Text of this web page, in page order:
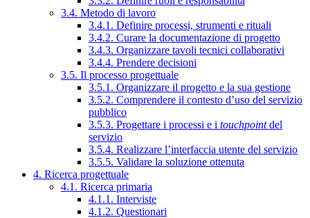
3.4. Metodo di lavoro
3.4.1. Definire processi, strumenti e rituali
3.4.2. Curare la documentazione di progetto
3.4.3. Organizzare tavoli tecnici collaborativi
3.4.4. Prendere decisioni
3.5. Il processo progettuale
3.5.1. Organizzare il progetto e la sua gestione
3.5.2. Comprendere il contesto d’uso del servizio
pubblico
3.5.3. Progettare i processi e i touchpointdel
servizio
3.5.4. Realizzare l’interfaccia utente del servizio
3.5.5. Validare la soluzione ottenuta
4. Ricerca progettuale
4.1. Ricerca primaria
4.1.1. Interviste
4.1.2. Questionari